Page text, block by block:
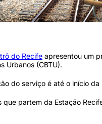
do Recife apresentou um
Urbanos (CBTU).
do serviço é até o início
que partem da Estação